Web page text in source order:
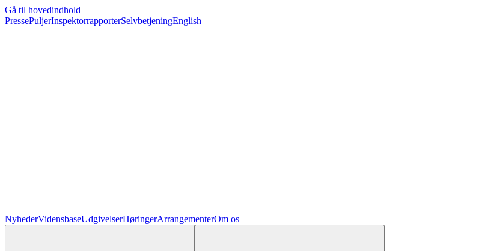
Gå til hovedindhold
PressePuljerInspektorrapporterSelvbetjeningEnglish
NyhederVidensbaseUdgivelserHøringerArrangementerOm os